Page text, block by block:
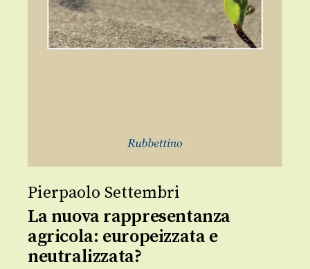
Pierpaolo Settembri
La nuova rappresentanza
agricola: europeizzata e
neutralizzata?